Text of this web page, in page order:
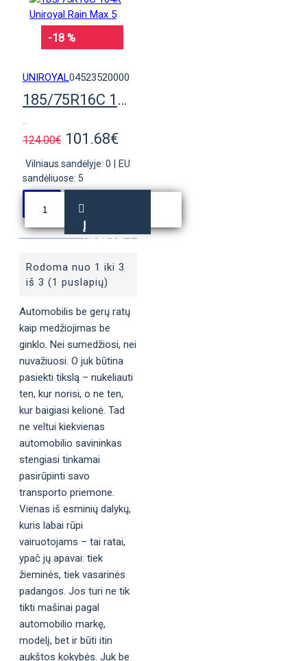
-18 %
UNIROYAL04523520000
185/75R16C 104R Uniroyal Rain Max 5
..
124.00€ 101.68€
Vilniaus sandėlyje: 0
EU
sandėliuose: 5
Į
KREPŠELĮ
Rodoma nuo 1 iki 3
iš 3 (1 puslapių)
Automobilis be gerų ratų
kaip medžiojimas be
ginklo. Nei sumedžiosi, nei
nuvažiuosi. O juk būtina
pasiekti tikslą – nukeliauti
ten, kur norisi, o ne ten,
kur baigiasi kelionė. Tad
ne veltui kiekvienas
automobilio savininkas
stengiasi tinkamai
pasirūpinti savo
transporto priemone.
Vienas iš esminių dalykų,
kuris labai rūpi
vairuotojams – tai ratai,
ypač jų apavai: tiek
žieminės, tiek vasarinės
padangos. Jos turi ne tik
tikti mašinai pagal
automobilio markę,
modelį, bet ir būti itin
aukštos kokybės. Juk be